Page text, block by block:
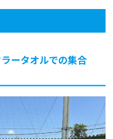
ータオルでの集合